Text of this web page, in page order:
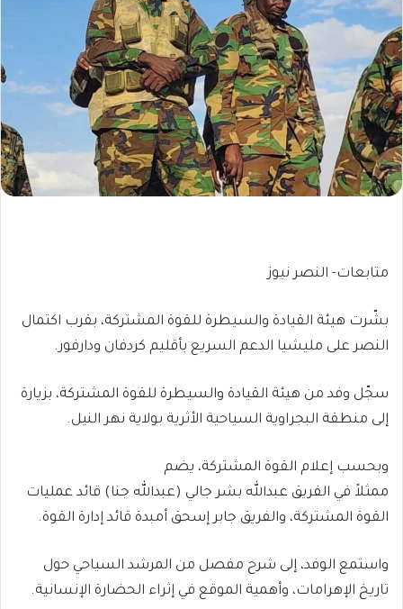
متابعات- النصر نيوز
بشّرت هيئة القيادة والسيطرة للقوة المشتركة، بقرب اكتمال
النصر على مليشيا الدعم السريع بأقليم كردفان ودارفور.
سجّل وفد من هيئة القيادة والسيطرة للقوة المشتركة، بزيارة
إلى منطقة البجراوية السياحية الأثرية بولاية نهر النيل.
وبحسب إعلام القوة المشتركة، يضم
ممثلاً في الفريق عبدالله بشر جالي (عبدالله جنا) قائد عمليات
القوة المشتركة، والفريق جابر إسحق أمبدة قائد إدارة القوة.
واستمع الوفد، إلى شرح مفصل من المرشد السياحي حول
تاريخ الإهرامات، وأهمية الموقع في إثراء الحضارة الإنسانية.